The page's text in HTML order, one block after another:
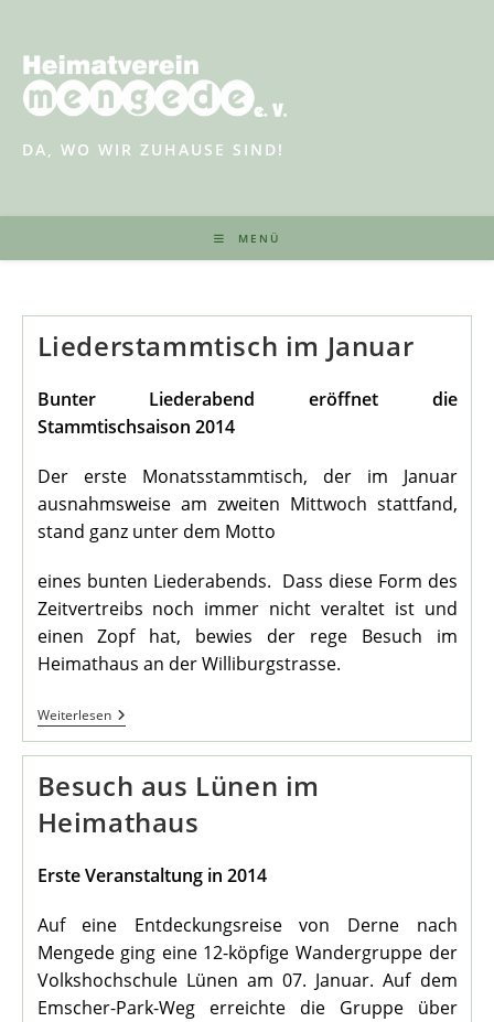
springen
DA, WO WIR ZUHAUSE SIND!
MENÜ
Liederstammtisch im Januar
Bunter Liederabend eröffnet die
Stammtischsaison 2014
Der erste Monatsstammtisch, der im Januar
ausnahmsweise am zweiten Mittwoch stattfand,
stand ganz unter dem Motto
eines bunten Liederabends. Dass diese Form des
Zeitvertreibs noch immer nicht veraltet ist und
einen Zopf hat, bewies der rege Besuch im
Heimathaus an der Williburgstrasse.
WeiterlesenLiederstammtisch
Im
Januar
Besuch aus Lünen im
Heimathaus
Erste Veranstaltung in 2014
Auf eine Entdeckungsreise von Derne nach
Mengede ging eine 12-köpfige Wandergruppe der
Volkshochschule Lünen am 07. Januar. Auf dem
Emscher-Park-Weg erreichte die Gruppe über